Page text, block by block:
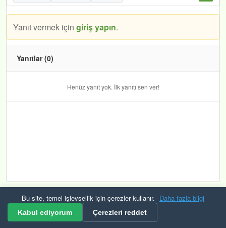
Yanıt vermek için giriş yapın.
Yanıtlar (0)
Henüz yanıt yok. İlk yanıtı sen ver!
Bu site, temel işlevsellik için çerezler kullanır. Daha fazla bilgi
Kabul ediyorum Çerezleri reddet
Kurallar ve ŞartlarGizlilikGüvenlikKVKKÇerezler
© 2026 Mevzuat Raporu Tüm hakları saklıdır. Bulana çerek altın veriyoruz.🟡